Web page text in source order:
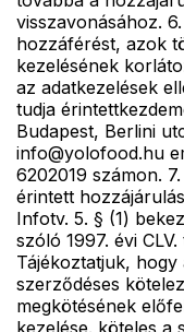
visszavonásához.
hozzáférést, azok
kezelésének
az adatkezelések
tudja
Budapest, Berlini
info@yolofood.hu
6202019 számon.
érintett
Infotv. 5. § (1)
szóló 1997. évi
Tájékoztatjuk, hogy
szerződéses
megkötésének
kezelése. köteles a